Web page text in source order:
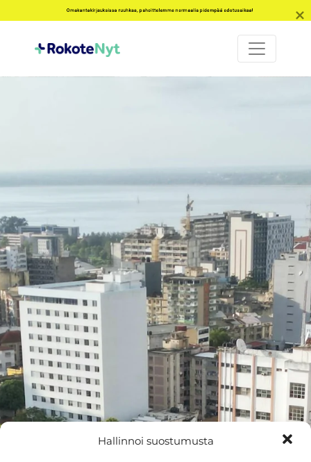
Hallinnoi suostumusta
Omakantakirjauksissa ruuhkaa, pahoittelemme normaalia pidempää odotusaikaa!